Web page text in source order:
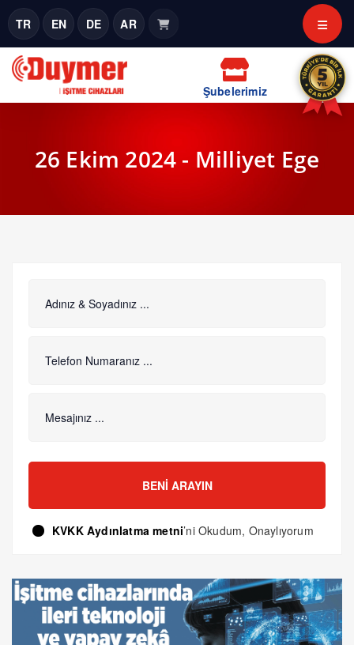
TR EN DE AR
Şubelerimiz
26 Ekim 2024 - Milliyet Ege
BENI ARAYIN
KVKK Aydınlatma metni’ni Okudum, Onaylıyorum